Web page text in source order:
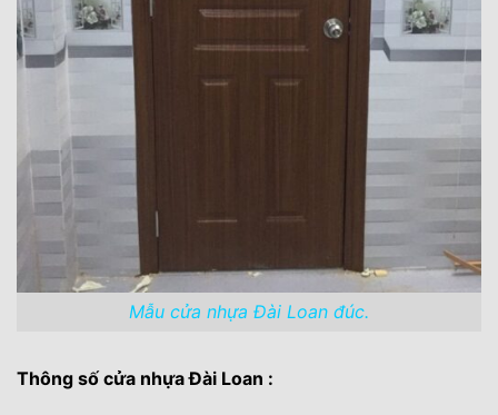
Mẫu cửa nhựa Đài Loan đúc.
Thông số cửa nhựa Đài Loan :